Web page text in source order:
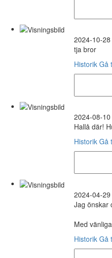
2024-10-28
tja bror
Historik Gå
2024-08-
Hallå där!
Historik Gå
2024-04-
Jag önskar
Med
Historik Gå